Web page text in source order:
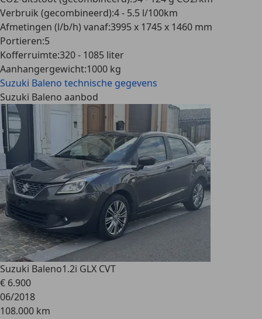
Verbruik (gecombineerd):4 - 5.5 l/100km
Afmetingen (l/b/h) vanaf:3995 x 1745 x 1460 mm
Portieren:5
Kofferruimte:320 - 1085 liter
Aanhangergewicht:1000 kg
Suzuki Baleno technische gegevens
Suzuki Baleno aanbod
Suzuki Baleno1.2i GLX CVT
€ 6.900
06/2018
108.000 km